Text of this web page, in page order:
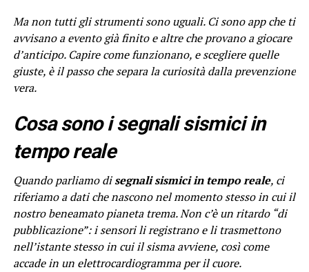
Ma non tutti gli strumenti sono uguali. Ci sono app che ti
avvisano a evento già finito e altre che provano a giocare
d’anticipo. Capire come funzionano, e scegliere quelle
giuste, è il passo che separa la curiosità dalla prevenzione
vera.
Cosa sono i segnali sismici in
tempo reale
Quando parliamo disegnali sismici in tempo reale, ci
riferiamo a dati che nascono nel momento stesso in cui il
nostro beneamato pianeta trema. Non c’è un ritardo “di
pubblicazione”: i sensori li registrano e li trasmettono
nell’istante stesso in cui il sisma avviene, così come
accade in un elettrocardiogramma per il cuore.